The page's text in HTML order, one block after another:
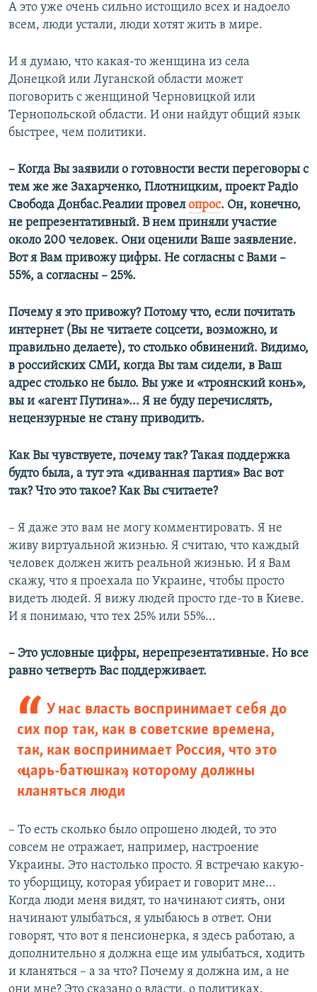
А это уже очень сильно истощило всех и надоело
всем, люди устали, люди хотят жить в мире.
И я думаю, что какая-то женщина из села
Донецкой или Луганской области может
поговорить с женщиной Черновицкой или
Тернопольской области. И они найдут общий язык
быстрее, чем политики.
– Когда Вы заявили о готовности вести переговоры с
тем же же Захарченко, Плотницким, проект Радіо
Свобода Донбас.Реалии провелопрос. Он, конечно,
не репрезентативный. В нем приняли участие
около 200 человек. Они оценили Ваше заявление.
Вот я Вам привожу цифры. Не согласны с Вами –
55%, а согласны – 25%.
Почему я это привожу? Потому что, если почитать
интернет (Вы не читаете соцсети, возможно, и
правильно делаете), то столько обвинений. Видимо,
в российских СМИ, когда Вы там сидели, в Ваш
адрес столько не было. Вы уже и «троянский конь»,
вы и «агент Путина»... Я не буду перечислять,
нецензурные не стану приводить.
Как Вы чувствуете, почему так? Такая поддержка
будто была, а тут эта «диванная партия» Вас вот
так? Что это такое? Как Вы считаете?
– Я даже это вам не могу комментировать. Я не
живу виртуальной жизнью. Я считаю, что каждый
человек должен жить реальной жизнью. И я Вам
скажу, что я проехала по Украине, чтобы просто
видеть людей. Я вижу людей просто где-то в Киеве.
И я понимаю, что тех 25% или 55%...
– Это условные цифры, нерепрезентативные. Но все
равно четверть Вас поддерживает.
У нас власть воспринимает себя до
сих пор так, как в советские времена,
так, как воспринимает Россия, что это
«царь-батюшка», которому должны
кланяться люди
– То есть сколько было опрошено людей, то это
совсем не отражает, например, настроение
Украины. Это настолько просто. Я встречаю какую-
то уборщицу, которая убирает и говорит мне...
Когда люди меня видят, то начинают сиять, они
начинают улыбаться, я улыбаюсь в ответ. Они
говорят, что вот я пенсионерка, я здесь работаю, а
дополнительно я должна еще им улыбаться, ходить
и кланяться – а за что? Почему я должна им, а не